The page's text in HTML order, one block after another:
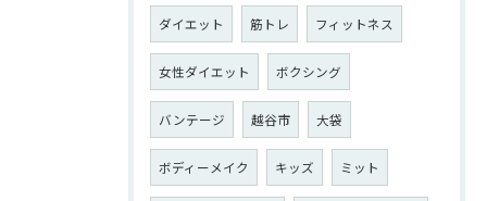
ダイエット 筋トレ フィットネス
女性ダイエット ボクシング
バンテージ 越谷市 大袋
ボディーメイク キッズ ミット